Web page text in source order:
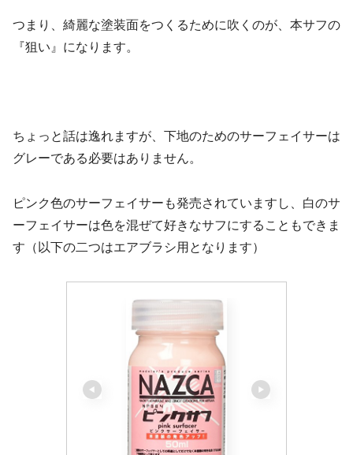
つまり、綺麗な塗装面をつくるために吹くのが、本サフの
『狙い』になります。
ちょっと話は逸れますが、下地のためのサーフェイサーは
グレーである必要はありません。
ピンク色のサーフェイサーも発売されていますし、白のサ
ーフェイサーは色を混ぜて好きなサフにすることもできま
す（以下の二つはエアブラシ用となります）